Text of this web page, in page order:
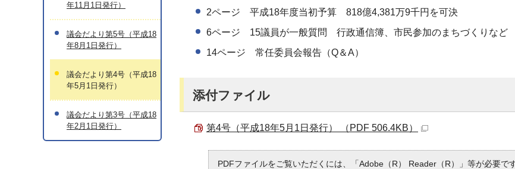
2ページ 平成18年度当初予算 818億4,381万9千円を可決
6ページ 15議員が一般質問 行政通信簿、市民参加のまちづくりなど
14ページ 常任委員会報告（Q＆A）
添付ファイル
第4号（平成18年5月1日発行） （PDF 506.4KB）
PDFファイルをご覧いただくには、「Adobe（R） Reader（R）」等が必要で
年11月1日発行）
議会だより第5号（平成18
年8月1日発行）
議会だより第4号（平成18
年5月1日発行）
議会だより第3号（平成18
年2月1日発行）